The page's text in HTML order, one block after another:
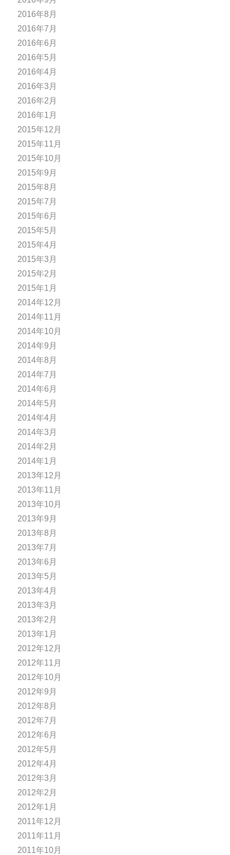
2016年8月
2016年7月
2016年6月
2016年5月
2016年4月
2016年3月
2016年2月
2016年1月
2015年12月
2015年11月
2015年10月
2015年9月
2015年8月
2015年7月
2015年6月
2015年5月
2015年4月
2015年3月
2015年2月
2015年1月
2014年12月
2014年11月
2014年10月
2014年9月
2014年8月
2014年7月
2014年6月
2014年5月
2014年4月
2014年3月
2014年2月
2014年1月
2013年12月
2013年11月
2013年10月
2013年9月
2013年8月
2013年7月
2013年6月
2013年5月
2013年4月
2013年3月
2013年2月
2013年1月
2012年12月
2012年11月
2012年10月
2012年9月
2012年8月
2012年7月
2012年6月
2012年5月
2012年4月
2012年3月
2012年2月
2012年1月
2011年12月
2011年11月
2011年10月